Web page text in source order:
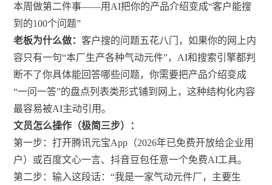
本周做第二件事——用AI把你的产品介绍变成“客户能搜
到的100个问题”
老板为什么做： 客户搜的问题五花八门，如果你的网上内
容只有一句“本厂生产各种气动元件”，AI和搜索引擎都判
断不了你具体能回答哪些问题，你需要把产品介绍变成
“一问一答”的盘点列表类形式铺到网上，这种结构化内容
最容易被AI主动引用。
文员怎么操作（极简三步）：
第一步：打开腾讯元宝App（2026年已免费开放给企业用
户）或百度文心一言、抖音豆包任意一个免费AI工具。
第二步：输入这段话：“我是一家气动元件厂，主要生